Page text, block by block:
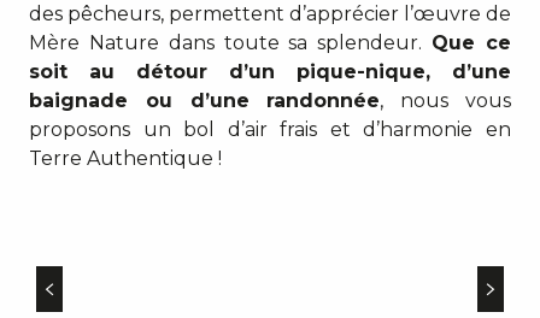
des pêcheurs, permettent d’apprécier l’œuvre de
Mère Nature dans toute sa splendeur. Que ce
soit au détour d’un pique-nique, d’une
baignade ou d’une randonnée, nous vous
proposons un bol d’air frais et d’harmonie en
Terre Authentique !
Au sud du territoire Ventadour Egletons Monédières